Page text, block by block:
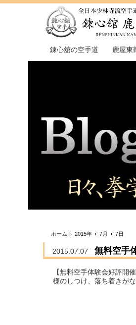
錬心舘の空手道 鹿屋東
ホーム 2015年 7月 7日
2015.07.07 無料空手
【無料空手体験会好評開
様のしつけ、落ち着きが